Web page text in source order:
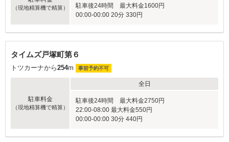
（現地精算機で精算）
駐車後24時間 最大料金1600円
00:00-00:00 20分 330円
タイムズ戸塚町第６
トツカーナから254m 事前予約不可
駐車料金
（現地精算機で精算）
全日
駐車後24時間 最大料金2750円
22:00-08:00 最大料金550円
00:00-00:00 30分 440円